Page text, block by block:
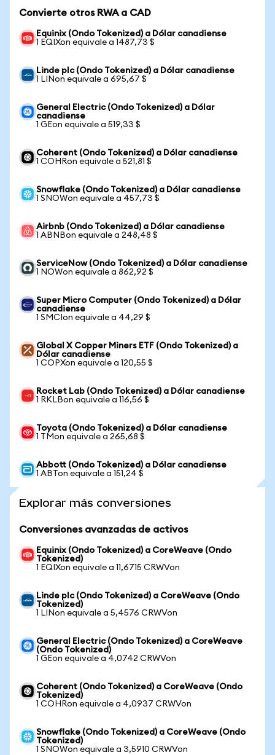
Convierte otros RWA a CAD
Equinix (Ondo Tokenized) a Dólar canadiense
1 EQIXon equivale a 1487,73 $
Linde plc (Ondo Tokenized) a Dólar canadiense
1 LINon equivale a 695,67 $
General Electric (Ondo Tokenized) a Dólar
canadiense
1 GEon equivale a 519,33 $
Coherent (Ondo Tokenized) a Dólar canadiense
1 COHRon equivale a 521,81 $
Snowflake (Ondo Tokenized) a Dólar canadiense
1 SNOWon equivale a 457,73 $
Airbnb (Ondo Tokenized) a Dólar canadiense
1 ABNBon equivale a 248,48 $
ServiceNow (Ondo Tokenized) a Dólar canadiense
1 NOWon equivale a 862,92 $
Super Micro Computer (Ondo Tokenized) a Dólar
canadiense
1 SMCIon equivale a 44,29 $
Global X Copper Miners ETF (Ondo Tokenized) a
Dólar canadiense
1 COPXon equivale a 120,55 $
Rocket Lab (Ondo Tokenized) a Dólar canadiense
1 RKLBon equivale a 116,56 $
Toyota (Ondo Tokenized) a Dólar canadiense
1 TMon equivale a 265,68 $
Abbott (Ondo Tokenized) a Dólar canadiense
1 ABTon equivale a 151,24 $
Explorar más conversiones
Conversiones avanzadas de activos
Equinix (Ondo Tokenized) a CoreWeave (Ondo
Tokenized)
1 EQIXon equivale a 11,6715 CRWVon
Linde plc (Ondo Tokenized) a CoreWeave (Ondo
Tokenized)
1 LINon equivale a 5,4576 CRWVon
General Electric (Ondo Tokenized) a CoreWeave
(Ondo Tokenized)
1 GEon equivale a 4,0742 CRWVon
Coherent (Ondo Tokenized) a CoreWeave (Ondo
Tokenized)
1 COHRon equivale a 4,0937 CRWVon
Snowflake (Ondo Tokenized) a CoreWeave (Ondo
Tokenized)
1 SNOWon equivale a 3,5910 CRWVon